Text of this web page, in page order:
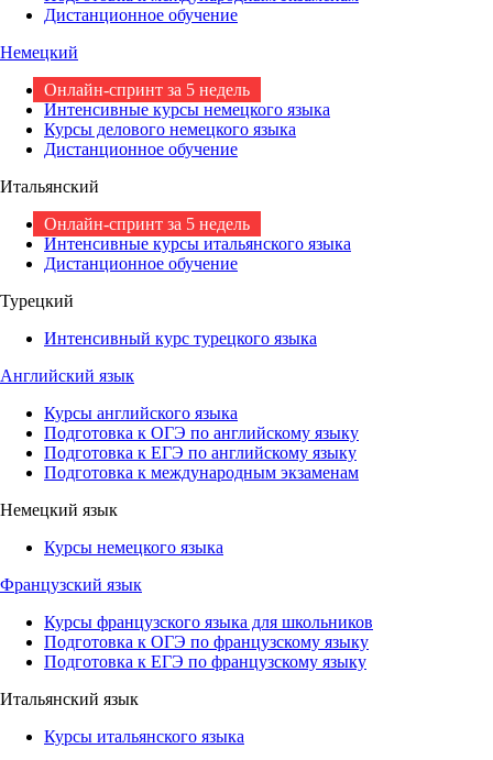
Дистанционное обучение
Немецкий
Онлайн-спринт за 5 недель
Интенсивные курсы немецкого языка
Курсы делового немецкого языка
Дистанционное обучение
Итальянский
Онлайн-спринт за 5 недель
Интенсивные курсы итальянского языка
Дистанционное обучение
Турецкий
Интенсивный курс турецкого языка
Английский язык
Курсы английского языка
Подготовка к ОГЭ по английскому языку
Подготовка к ЕГЭ по английскому языку
Подготовка к международным экзаменам
Немецкий язык
Курсы немецкого языка
Французский язык
Курсы французского языка для школьников
Подготовка к ОГЭ по французскому языку
Подготовка к ЕГЭ по французскому языку
Итальянский язык
Курсы итальянского языка